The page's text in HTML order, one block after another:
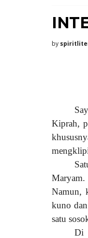
by
Kiprah,
Namun,
kuno
satu
Di